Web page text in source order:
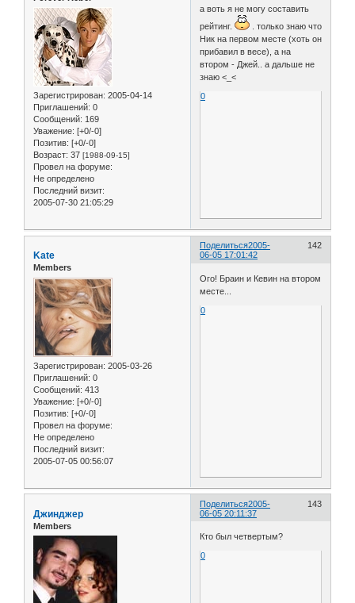
Зарегистрирован: 2005-04-14
Приглашений: 0
Сообщений: 169
Уважение: [+0/-0]
Позитив: [+0/-0]
Возраст: 37 [1988-09-15]
Провел на форуме:
Не определено
Последний визит:
2005-07-30 21:05:29
а воть я не могу составить
рейтинг.
. только знаю что
Ник на первом месте (хоть он
прибавил в весе), а на
втором - Джей.. а дальше не
знаю <_<
0
Поделиться 142
2005-
06-05 17:01:42
Kate
Members
Зарегистрирован: 2005-03-26
Приглашений: 0
Сообщений: 413
Уважение: [+0/-0]
Позитив: [+0/-0]
Провел на форуме:
Не определено
Последний визит:
2005-07-05 00:56:07
Ого! Браин и Кевин на втором
месте...
0
Поделиться 143
2005-
06-05 20:11:37
Джинджер
Members
Кто был четвертым?
0